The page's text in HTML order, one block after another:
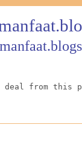
from this